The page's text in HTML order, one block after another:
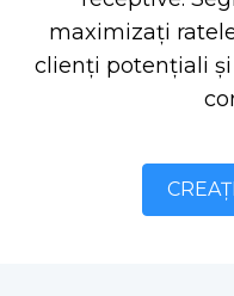
maximizați
clienți potențiali